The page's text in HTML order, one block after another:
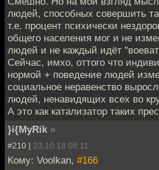
людей, способных совершить
т.е. процент психически
общего населения мог и не
людей и не каждый идёт
Сейчас, имхо, оттого что
нормой + поведение людей
социальное неравенство
людей, ненавидящих всех во
А это как катализатор таких
}i{MyRik »
#210 | 23.10.18 08:11
Кому: Voolkan, #166